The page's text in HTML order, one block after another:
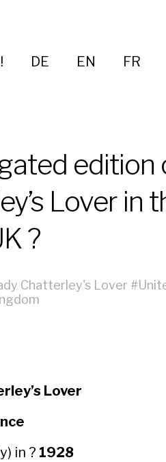
DE EN FR
edition
Lover in
?
Chatterley's Lover #
Lover
in ? 1928